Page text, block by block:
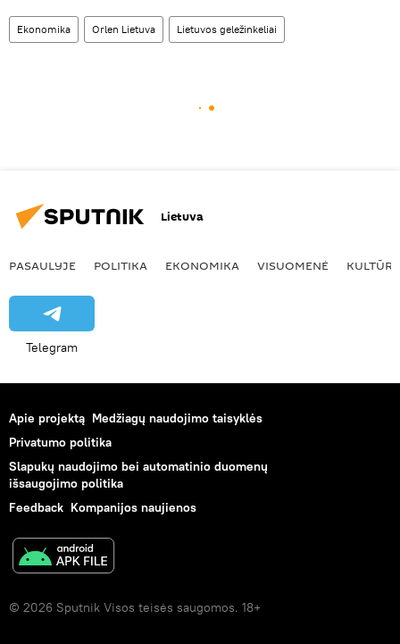
Ekonomika Orlen Lietuva Lietuvos geležinkeliai
Lietuva
PASAULYJE POLITIKA EKONOMIKA VISUOMENĖ KULTŪRA
Telegram
Apie projektą Medžiagų naudojimo taisyklės
Privatumo politika
Slapukų naudojimo bei automatinio duomenų
išsaugojimo politika
Feedback Kompanijos naujienos
© 2026 Sputnik Visos teisės saugomos. 18+